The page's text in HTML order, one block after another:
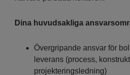
Dina huvudsakliga
Övergripande ansvar för
leverans (process,
projekteringsledning)